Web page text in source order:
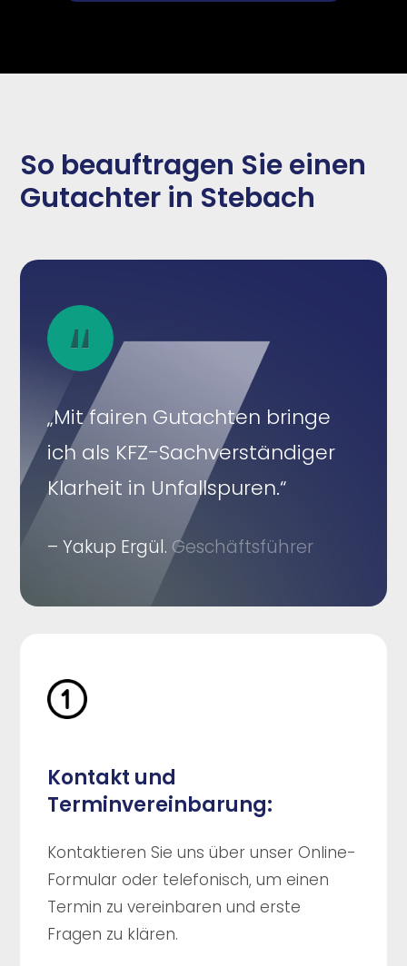
So beauftragen Sie einen
Gutachter in Stebach
„Mit fairen Gutachten bringe
ich als KFZ-Sachverständiger
Klarheit in Unfallspuren.“
– Yakup Ergül. Geschäftsführer
Kontakt und
Terminvereinbarung:
Kontaktieren Sie uns über unser Online-
Formular oder telefonisch, um einen
Termin zu vereinbaren und erste
Fragen zu klären.